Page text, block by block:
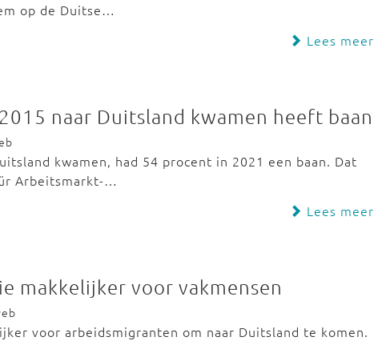
op de Duitse…
Lees meer
naar Duitsland kwamen heeft baan
kwamen, had 54 procent in 2021 een baan. Dat
Arbeitsmarkt-…
Lees meer
makkelijker voor vakmensen
voor arbeidsmigranten om naar Duitsland te komen.